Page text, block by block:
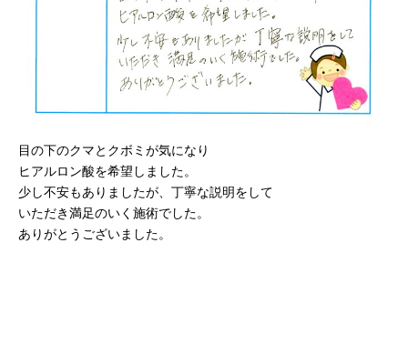
目の下のクマとクボミが気になり
ヒアルロン酸を希望しました。
少し不安もありましたが、丁寧な説明をして
いただき満足のいく施術でした。
ありがとうございました。